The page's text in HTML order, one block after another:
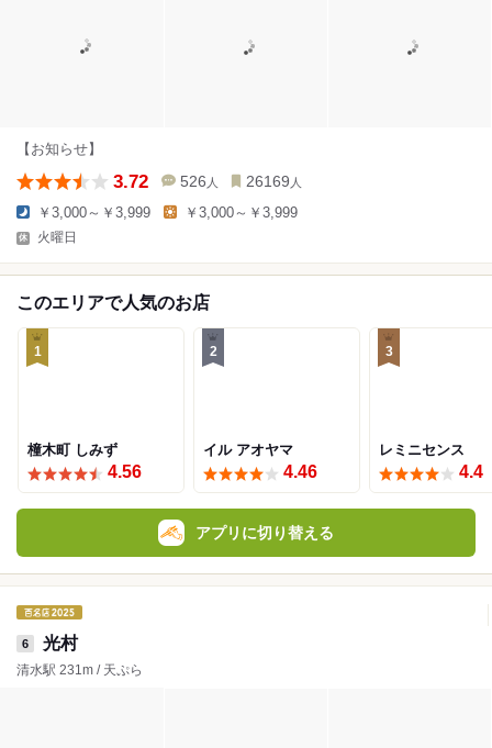
【お知らせ】
3.72 526 人 26169 人
￥3,000～￥3,999 ￥3,000～￥3,999
火曜日
このエリアで人気のお店
1
橦木町 しみず
4.56
2
イル アオヤマ
4.46
3
レミニセンス
4.4
アプリに切り替える
6 光村
清水駅 231m / 天ぷら